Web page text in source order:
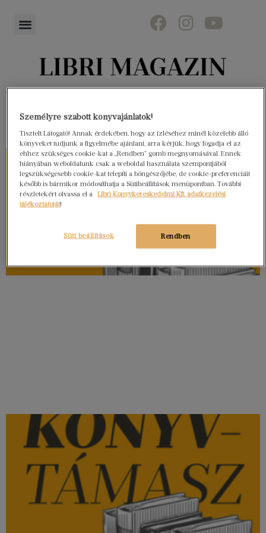
Könyvektől az olvasókig
Személyre szabott könyvajánlatok!
Tisztelt Látogató! Annak érdekében, hogy az ízléséhez minél közelebb álló
könyveket tudjunk a figyelmébe ajánlani, arra kérjük, hogy fogadja el az
ehhez szükséges cookie-kat a „Rendben” gomb megnyomásával. Ennek
hiányában weboldalunk csak a weboldal használata szempontjából
legszükségesebb cookie-kat telepíti a böngészőjébe, de cookie-preferenciáit
később is bármikor módosíthatja a Sütibeállítások menüpontban. További
részletekért olvassa el a
Libri Könyvkereskedelmi Kft. adatkezelési
tájékoztatóját!
Rendben
Süti beállítások